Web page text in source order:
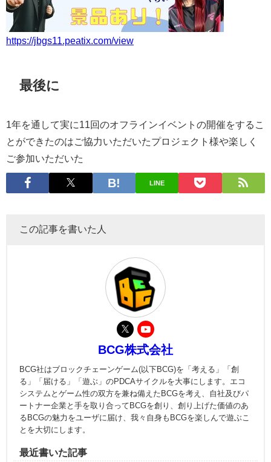
https://jbgs11.peatix.com/view
最後に
1年を通して実に11回のオフラインイベントの開催をするこ
とができたのはご協力いただいたプロジェクト様や楽しく
ご参加いただいた
LINE
この記事を書いた人
BCG株式会社
BCG社はブロックチェーンゲーム(以下BCG)を「考える」「創
る」「届ける」「遊ぶ」のPDCAサイクルを大事にします。エコ
システムとゲーム性の双方を兼ね備えたBCGを考え、自社及びパ
ートナー企業と手を取り合ってBCGを創り、創り上げた価値のあ
るBCGの魅力をユーザに届け、我々自身もBCGを楽しんで遊ぶこ
とを大切にします。
最近書いた記事